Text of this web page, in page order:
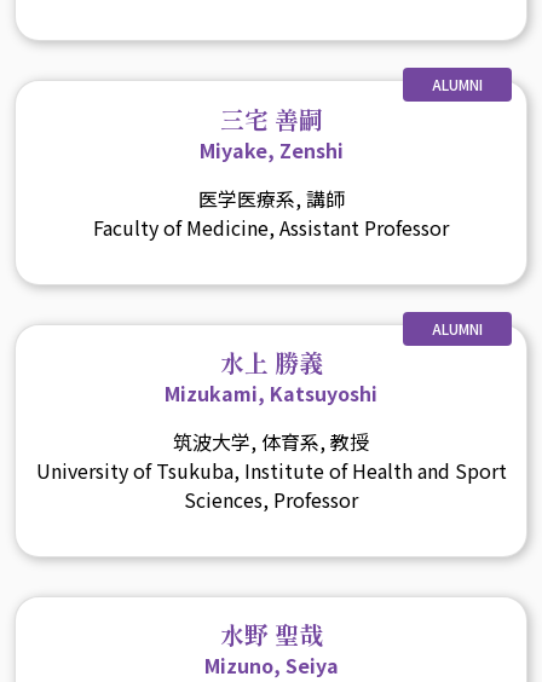
ALUMNI
三宅 善嗣
Miyake, Zenshi
医学医療系, 講師
Faculty of Medicine, Assistant Professor
ALUMNI
水上 勝義
Mizukami, Katsuyoshi
筑波大学, 体育系, 教授
University of Tsukuba, Institute of Health and Sport
Sciences, Professor
水野 聖哉
Mizuno, Seiya